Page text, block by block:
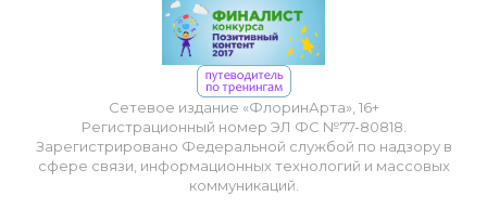
Сетевое издание «ФлоринАрта», 16+
Регистрационный номер ЭЛ ФС №77-80818.
Зарегистрировано Федеральной службой по надзору в
сфере связи, информационных технологий и массовых
коммуникаций.